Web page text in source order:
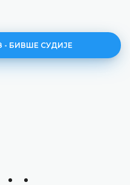
- БИВШЕ СУДИЈЕ